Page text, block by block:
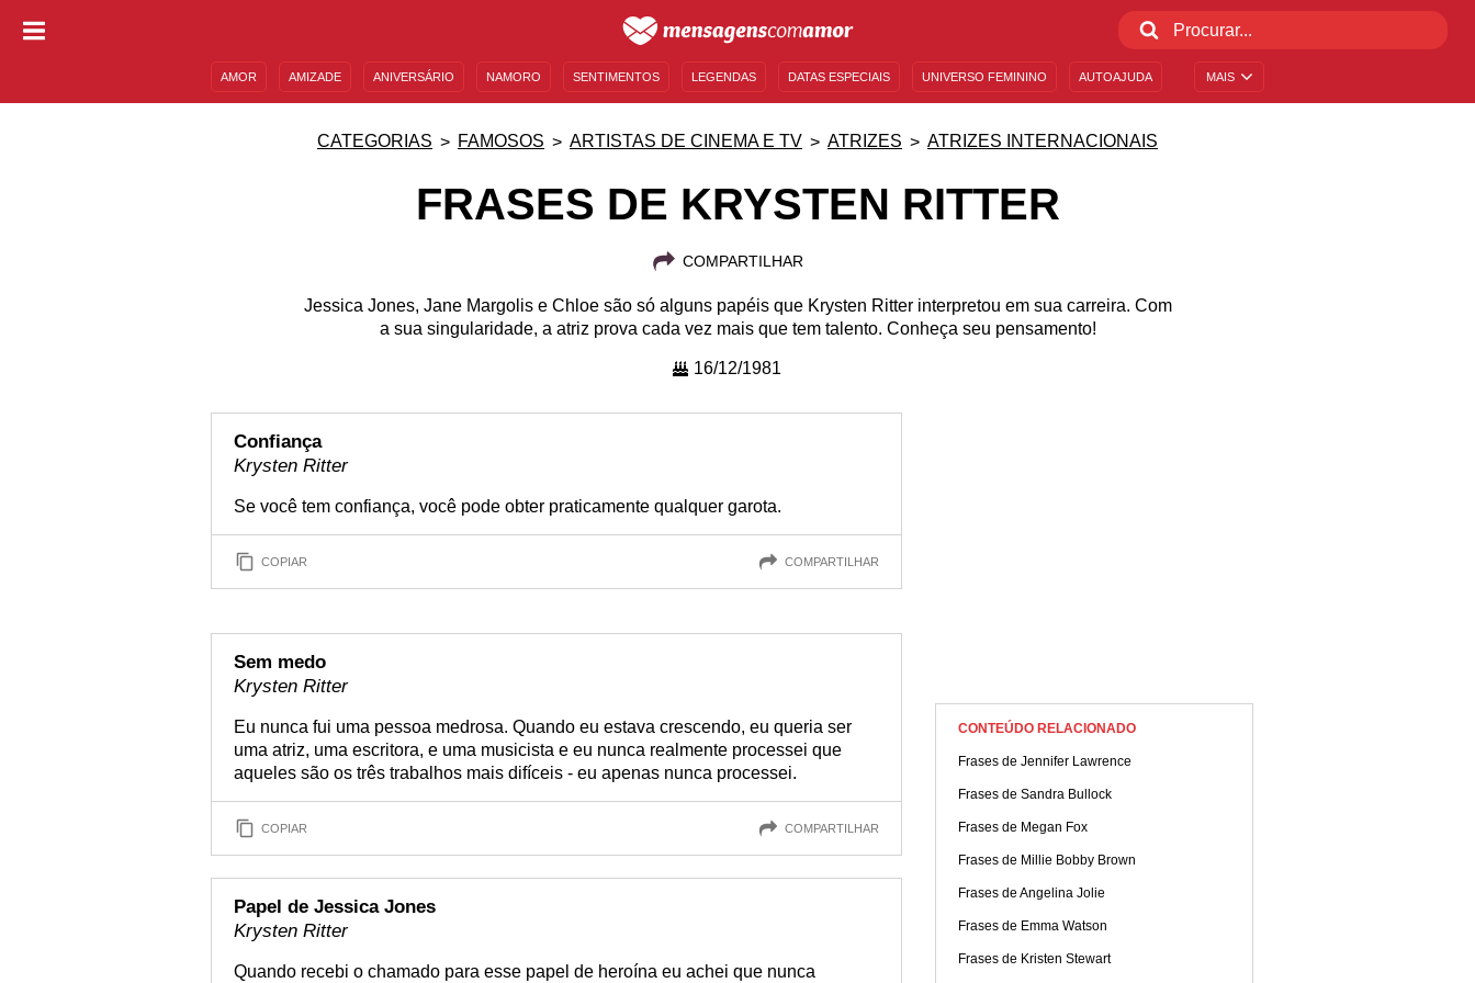
MAIS
AMOR AMIZADE ANIVERSÁRIO NAMORO SENTIMENTOS LEGENDAS DATAS ESPECIAIS UNIVERSO FEMININO AUTOAJUDA
CATEGORIAS FAMOSOS ARTISTAS DE CINEMA E TV ATRIZES ATRIZES INTERNACIONAIS
FRASES DE KRYSTEN RITTER
COMPARTILHAR
Jessica Jones, Jane Margolis e Chloe são só alguns papéis que Krysten Ritter interpretou em sua carreira. Com
a sua singularidade, a atriz prova cada vez mais que tem talento. Conheça seu pensamento!
16/12/1981
Confiança
Krysten Ritter
Se você tem confiança, você pode obter praticamente qualquer garota.
COPIAR COMPARTILHAR
Sem medo
Krysten Ritter
Eu nunca fui uma pessoa medrosa. Quando eu estava crescendo, eu queria ser
uma atriz, uma escritora, e uma musicista e eu nunca realmente processei que
aqueles são os três trabalhos mais difíceis - eu apenas nunca processei.
COPIAR COMPARTILHAR
Papel de Jessica Jones
Krysten Ritter
Quando recebi o chamado para esse papel de heroína eu achei que nunca
CONTEÚDO RELACIONADO
Frases de Jennifer Lawrence
Frases de Sandra Bullock
Frases de Megan Fox
Frases de Millie Bobby Brown
Frases de Angelina Jolie
Frases de Emma Watson
Frases de Kristen Stewart